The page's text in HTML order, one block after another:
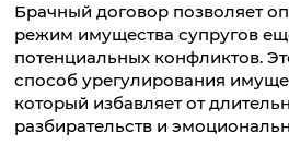
Брачный договор позволяет
режим имущества супругов
потенциальных конфликтов.
способ урегулирования
который избавляет от
разбирательств и